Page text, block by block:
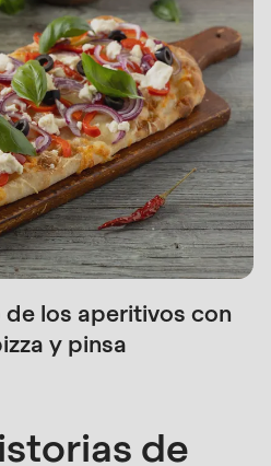
los aperitivos con
y pinsa
de